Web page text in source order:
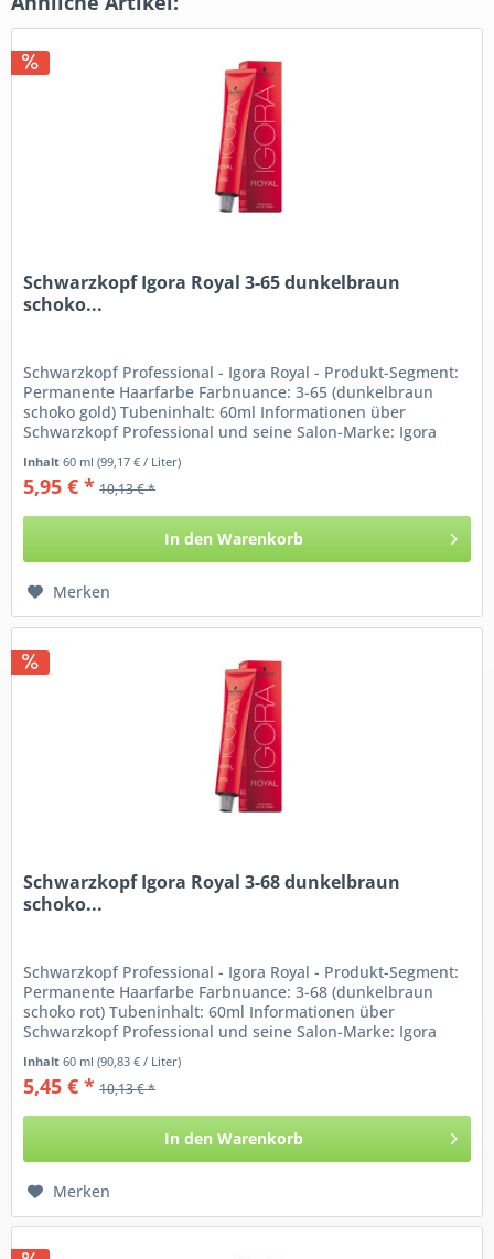
Schwarzkopf Igora Royal 3-65 dunkelbraun
schoko...
Schwarzkopf Professional - Igora Royal - Produkt-Segment:
Permanente Haarfarbe Farbnuance: 3-65 (dunkelbraun
schoko gold) Tubeninhalt: 60ml Informationen über
Schwarzkopf Professional und seine Salon-Marke: Igora
Inhalt60 ml(99,17 € / Liter)
5,95 € * 10,13 € *
In den Warenkorb
Merken
Schwarzkopf Igora Royal 3-68 dunkelbraun
schoko...
Schwarzkopf Professional - Igora Royal - Produkt-Segment:
Permanente Haarfarbe Farbnuance: 3-68 (dunkelbraun
schoko rot) Tubeninhalt: 60ml Informationen über
Schwarzkopf Professional und seine Salon-Marke: Igora
Inhalt60 ml(90,83 € / Liter)
5,45 € * 10,13 € *
In den Warenkorb
Merken